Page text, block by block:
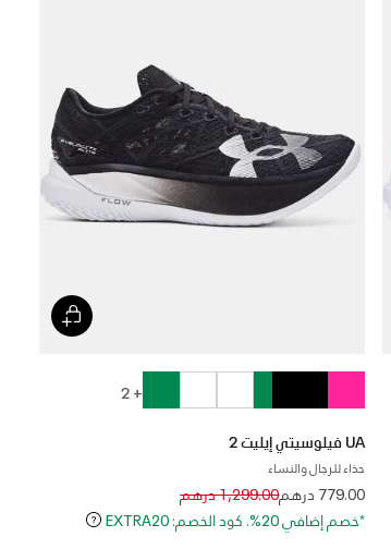
+ 2
UA فيلوسيتي إيليت 2
حذاء للرجال والنساء
779.00 درهم Price reduced from
1,299.00 درهمto
*خصم إضافي 20%. كود الخصم: EXTRA20